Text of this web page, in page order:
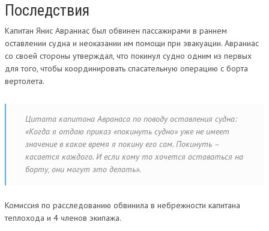
Последствия
Капитан Янис Авраниас был обвинен пассажирами в раннем
оставлении судна и неоказании им помощи при эвакуации. Авраниас
со своей стороны утверждал, что покинул судно одним из первых
для того, чтобы координировать спасательную операцию с борта
вертолета.
Цитата капитана Авранаса по поводу оставления судна:
«Когда я отдаю приказ «покинуть судно» уже не имеет
значение в какое время я покину его сам. Покинуть –
касается каждого. И если кому то хочется оставаться на
борту, они могут это делать».
Комиссия по расследованию обвинила в небрежности капитана
теплохода и 4 членов экипажа.